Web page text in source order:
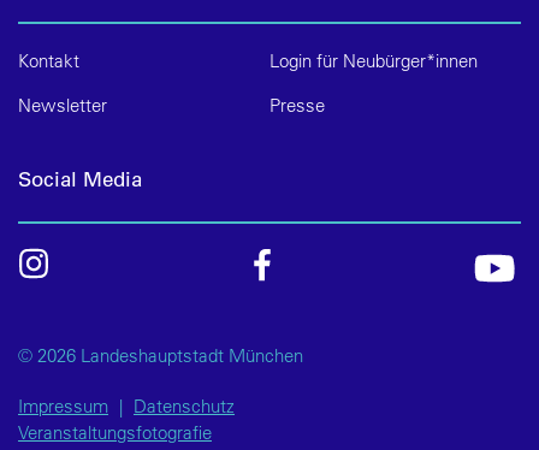
Kontakt
Login für Neubürger*innen
Newsletter
Presse
Social Media
© 2026 Landeshauptstadt München
Impressum | Datenschutz
Veranstaltungsfotografie